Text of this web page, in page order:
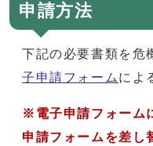
申請方法
下記の必要書類を危
子申請フォーム によ
※電子申請フォーム
申請フォームを差し